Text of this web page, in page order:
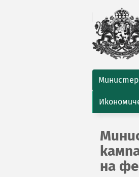
на